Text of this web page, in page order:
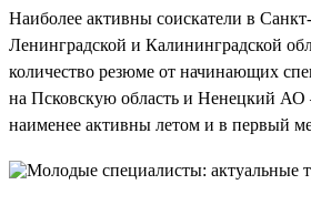
Наиболее активны соискатели в
Ленинградской и Калининградской
количество резюме от начинающих
на Псковскую область и Ненецкий
наименее активны летом и в первый